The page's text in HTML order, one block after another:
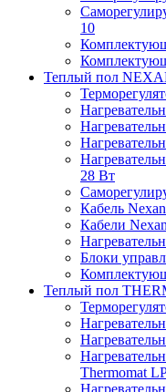
10
Теплый пол
28 Вт
Кабель
Кабели
Блоки
Теплый пол
Thermomat